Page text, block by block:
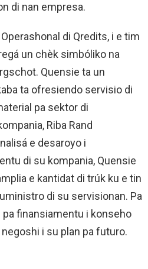
di nan empresa.
di Qredits, i e tim
un chèk simbóliko na
Quensie ta un
ta ofresiendo servisio di
pa sektor di
Riba Rand
e desaroyo i
di su kompania, Quensie
e kantidat di trúk ku e tin
di su servisionan. Pa
pa finansiamentu i konseho
i su plan pa futuro.